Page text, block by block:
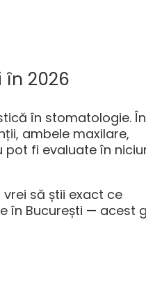
2026
în stomatologie.
ambele maxilare,
fi evaluate în
să știi exact ce
în București — acest